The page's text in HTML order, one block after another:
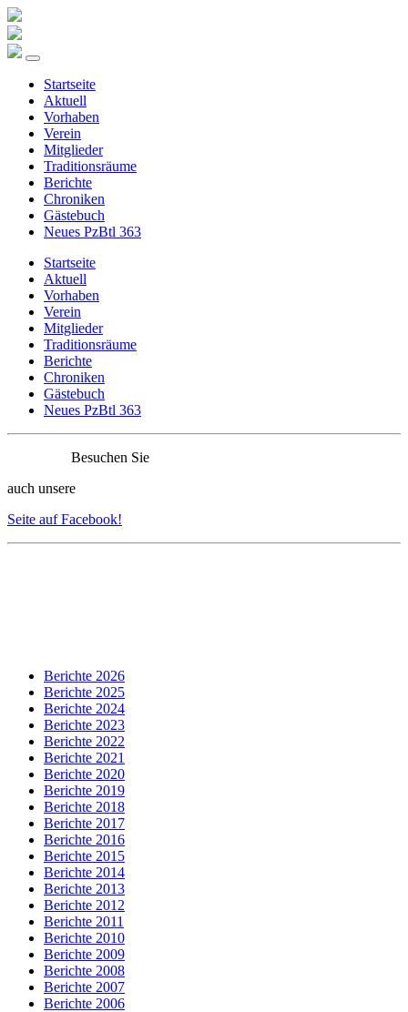
Startseite
Aktuell
Vorhaben
Verein
Mitglieder
Traditionsräume
Berichte
Chroniken
Gästebuch
Neues PzBtl 363
Startseite
Aktuell
Vorhaben
Verein
Mitglieder
Traditionsräume
Berichte
Chroniken
Gästebuch
Neues PzBtl 363
Besuchen Sie
auch unsere
Seite auf Facebook!
Berichte 2026
Berichte 2025
Berichte 2024
Berichte 2023
Berichte 2022
Berichte 2021
Berichte 2020
Berichte 2019
Berichte 2018
Berichte 2017
Berichte 2016
Berichte 2015
Berichte 2014
Berichte 2013
Berichte 2012
Berichte 2011
Berichte 2010
Berichte 2009
Berichte 2008
Berichte 2007
Berichte 2006